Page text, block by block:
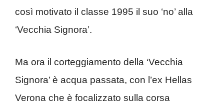
così motivato il classe 1995 il suo ‘no’ alla
‘Vecchia Signora’.
Ma ora il corteggiamento della ‘Vecchia
Signora’ è acqua passata, con l’ex Hellas
Verona che è focalizzato sulla corsa